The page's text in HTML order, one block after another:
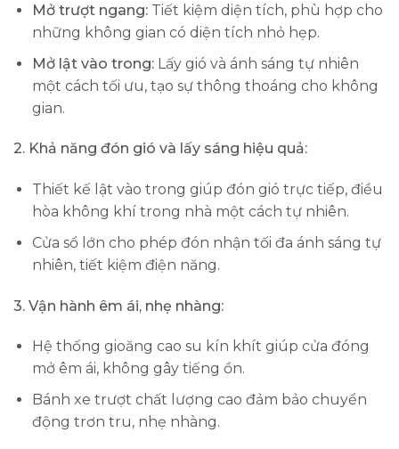
Mở trượt ngang:Tiết kiệm diện tích, phù hợp cho
những không gian có diện tích nhỏ hẹp.
Mở lật vào trong:Lấy gió và ánh sáng tự nhiên
một cách tối ưu, tạo sự thông thoáng cho không
gian.
2. Khả năng đón gió và lấy sáng hiệu quả:
Thiết kế lật vào trong giúp đón gió trực tiếp, điều
hòa không khí trong nhà một cách tự nhiên.
Cửa sổ lớn cho phép đón nhận tối đa ánh sáng tự
nhiên, tiết kiệm điện năng.
3. Vận hành êm ái, nhẹ nhàng:
Hệ thống gioăng cao su kín khít giúp cửa đóng
mở êm ái, không gây tiếng ồn.
Bánh xe trượt chất lượng cao đảm bảo chuyển
động trơn tru, nhẹ nhàng.